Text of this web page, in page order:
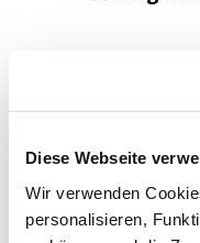
Diese Webseite
Wir verwenden
personalisieren,